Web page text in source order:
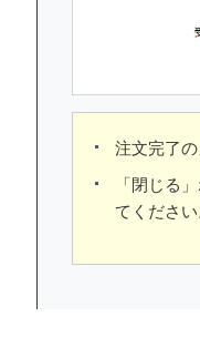
注文完了
「閉じる
てください